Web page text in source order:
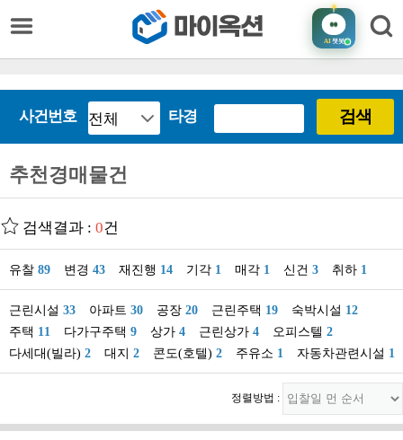
AI챗봇
사건번호 타경 검색
추천경매물건
검색결과 : 0건
유찰 89 변경 43 재진행 14 기각 1 매각 1 신건 3 취하 1
근린시설 33 아파트 30 공장 20 근린주택 19 숙박시설 12
주택 11 다가구주택 9 상가 4 근린상가 4 오피스텔 2
다세대(빌라) 2 대지 2 콘도(호텔) 2 주유소 1 자동차관련시설 1
정렬방법 :